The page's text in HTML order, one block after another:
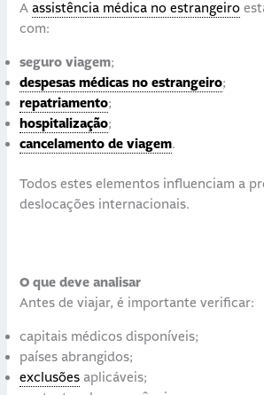
Aassistência médica no estrangeiro
com:
seguro viagem;
despesas médicas no estrangeiro;
repatriamento;
hospitalização;
cancelamento de viagem.
Todos estes elementos influenciam a
deslocações internacionais.
O que deve analisar
Antes de viajar, é importante verificar:
capitais médicos disponíveis;
países abrangidos;
exclusões aplicáveis;